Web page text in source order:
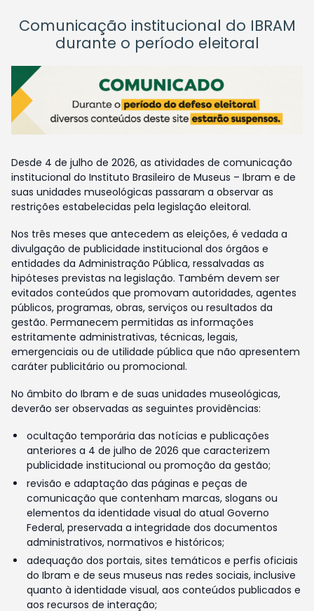
Comunicação institucional do IBRAM
durante o período eleitoral
Desde 4 de julho de 2026, as atividades de comunicação
institucional do Instituto Brasileiro de Museus – Ibram e de
suas unidades museológicas passaram a observar as
restrições estabelecidas pela legislação eleitoral.
Nos três meses que antecedem as eleições, é vedada a
divulgação de publicidade institucional dos órgãos e
entidades da Administração Pública, ressalvadas as
hipóteses previstas na legislação. Também devem ser
evitados conteúdos que promovam autoridades, agentes
públicos, programas, obras, serviços ou resultados da
gestão. Permanecem permitidas as informações
estritamente administrativas, técnicas, legais,
emergenciais ou de utilidade pública que não apresentem
caráter publicitário ou promocional.
No âmbito do Ibram e de suas unidades museológicas,
deverão ser observadas as seguintes providências:
ocultação temporária das notícias e publicações
anteriores a 4 de julho de 2026 que caracterizem
publicidade institucional ou promoção da gestão;
revisão e adaptação das páginas e peças de
comunicação que contenham marcas, slogans ou
elementos da identidade visual do atual Governo
Federal, preservada a integridade dos documentos
administrativos, normativos e históricos;
adequação dos portais, sites temáticos e perfis oficiais
do Ibram e de seus museus nas redes sociais, inclusive
quanto à identidade visual, aos conteúdos publicados e
aos recursos de interação;